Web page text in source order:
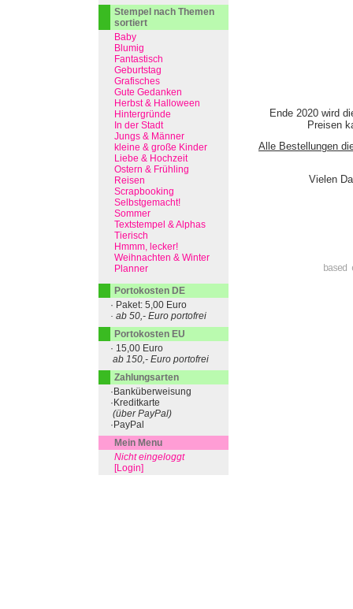
Ende 2020 wird
Preisen
Alle Bestellungen
Vielen
Stempel nach Themen
sortiert
Baby
Blumig
Fantastisch
Geburtstag
Grafisches
Gute Gedanken
Herbst & Halloween
Hintergründe
In der Stadt
Jungs & Männer
kleine & große Kinder
Liebe & Hochzeit
Ostern & Frühling
Reisen
Scrapbooking
Selbstgemacht!
Sommer
Textstempel & Alphas
Tierisch
Hmmm, lecker!
Weihnachten & Winter
Planner
Portokosten DE
· Paket: 5,00 Euro
· ab 50,- Euro portofrei
Portokosten EU
· 15,00 Euro
ab 150,- Euro portofrei
Zahlungsarten
·Banküberweisung
·Kreditkarte
(über PayPal)
·PayPal
Mein Menu
Nicht eingeloggt
[Login]